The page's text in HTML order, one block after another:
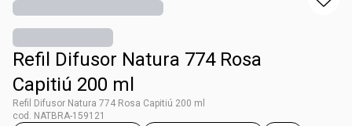
Refil Difusor Natura 774 Rosa
Capitiú 200 ml
Refil Difusor Natura 774 Rosa Capitiú 200 ml
cod. NATBRA-159121